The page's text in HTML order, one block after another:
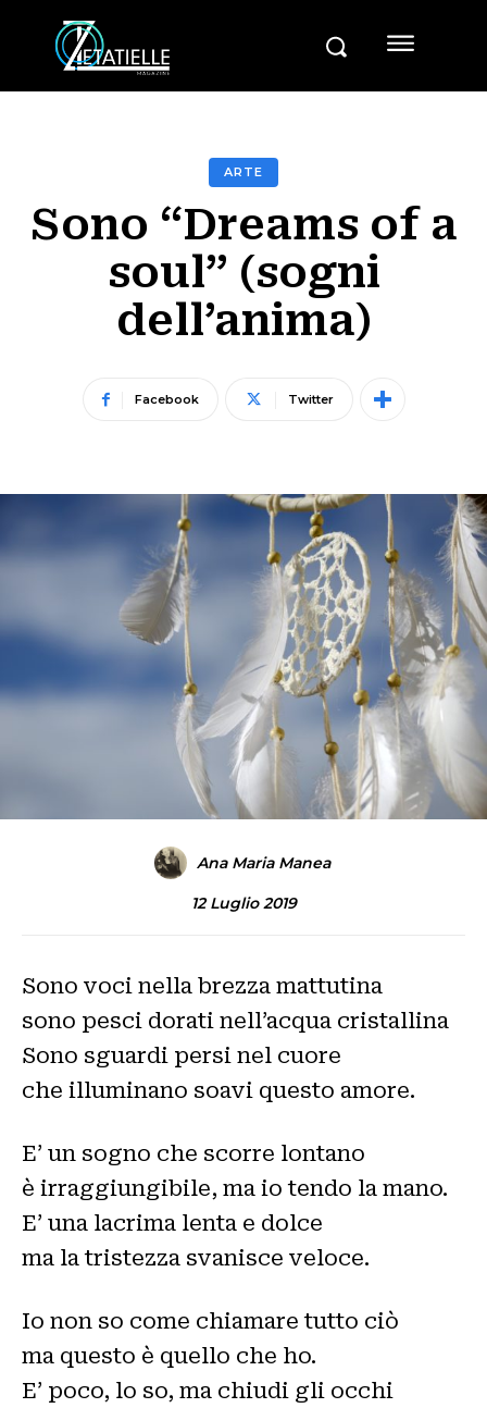
ARTE
Sono “Dreams of a
soul” (sogni
dell’anima)
Facebook Twitter
Ana Maria Manea
12 Luglio 2019
Sono voci nella brezza mattutina
sono pesci dorati nell’acqua cristallina
Sono sguardi persi nel cuore
che illuminano soavi questo amore.
E’ un sogno che scorre lontano
è irraggiungibile, ma io tendo la mano.
E’ una lacrima lenta e dolce
ma la tristezza svanisce veloce.
Io non so come chiamare tutto ciò
ma questo è quello che ho.
E’ poco, lo so, ma chiudi gli occhi